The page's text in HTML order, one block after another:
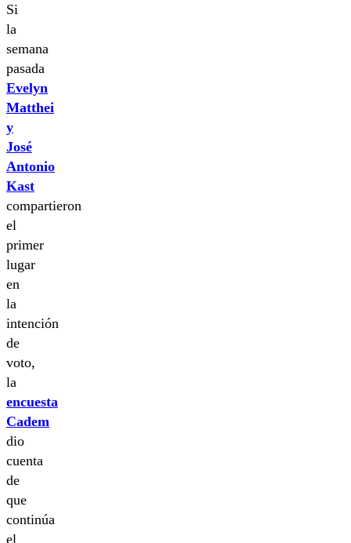
Si
la
semana
pasada
Evelyn
Matthei
y
José
Antonio
Kast
compartieron
el
primer
lugar
en
la
intención
de
voto,
la
encuesta
Cadem
dio
cuenta
de
que
continúa
el